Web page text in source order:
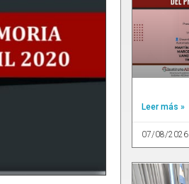
Leer más »
07/08/2026